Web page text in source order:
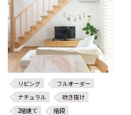
リビング
フルオーダー
ナチュラル
吹き抜け
2階建て
階段